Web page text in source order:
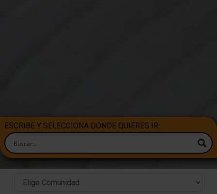
ESCRIBE Y SELECCIONA DONDE QUIERES IR: